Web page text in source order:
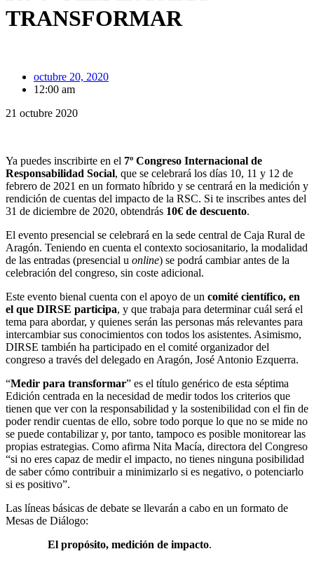
TRANSFORMAR
octubre 20, 2020
12:00 am
21 octubre 2020
Ya puedes inscribirte en el 7º Congreso Internacional de
Responsabilidad Social, que se celebrará los días 10, 11 y 12 de
febrero de 2021 en un formato híbrido y se centrará en la medición y
rendición de cuentas del impacto de la RSC. Si te inscribes antes del
31 de diciembre de 2020, obtendrás 10€ de descuento.
El evento presencial se celebrará en la sede central de Caja Rural de
Aragón. Teniendo en cuenta el contexto sociosanitario, la modalidad
de las entradas (presencial u online) se podrá cambiar antes de la
celebración del congreso, sin coste adicional.
Este evento bienal cuenta con el apoyo de un comité científico, en
el que DIRSE participa, y que trabaja para determinar cuál será el
tema para abordar, y quienes serán las personas más relevantes para
intercambiar sus conocimientos con todos los asistentes. Asimismo,
DIRSE también ha participado en el comité organizador del
congreso a través del delegado en Aragón, José Antonio Ezquerra.
“Medir para transformar” es el título genérico de esta séptima
Edición centrada en la necesidad de medir todos los criterios que
tienen que ver con la responsabilidad y la sostenibilidad con el fin de
poder rendir cuentas de ello, sobre todo porque lo que no se mide no
se puede contabilizar y, por tanto, tampoco es posible monitorear las
propias estrategias. Como afirma Nita Macía, directora del Congreso
“si no eres capaz de medir el impacto, no tienes ninguna posibilidad
de saber cómo contribuir a minimizarlo si es negativo, o potenciarlo
si es positivo”.
Las líneas básicas de debate se llevarán a cabo en un formato de
Mesas de Diálogo:
El propósito, medición de impacto.